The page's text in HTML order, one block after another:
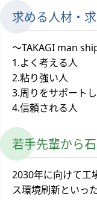
求める人材・
～TAKAGI man
1.よく考える人
2.粘り強い人
3.周りをサポート
4.信頼される人
若手先輩から
2030年に向けて工
ス環境刷新といっ